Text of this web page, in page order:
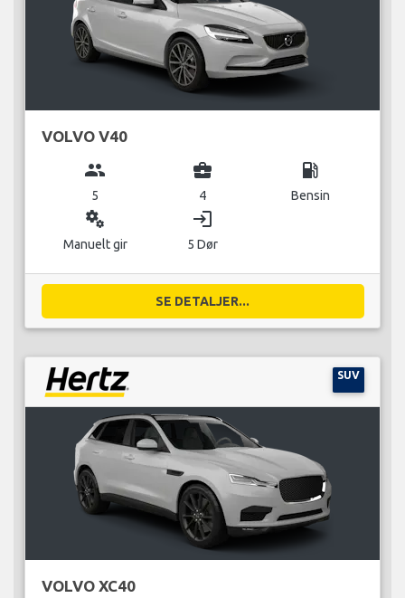
VOLVO V40
group
5
business_center
4
local_gas_station
Bensin
miscellaneous_services
Manuelt gir
login
5 Dør
SE DETALJER...
SUV
VOLVO XC40